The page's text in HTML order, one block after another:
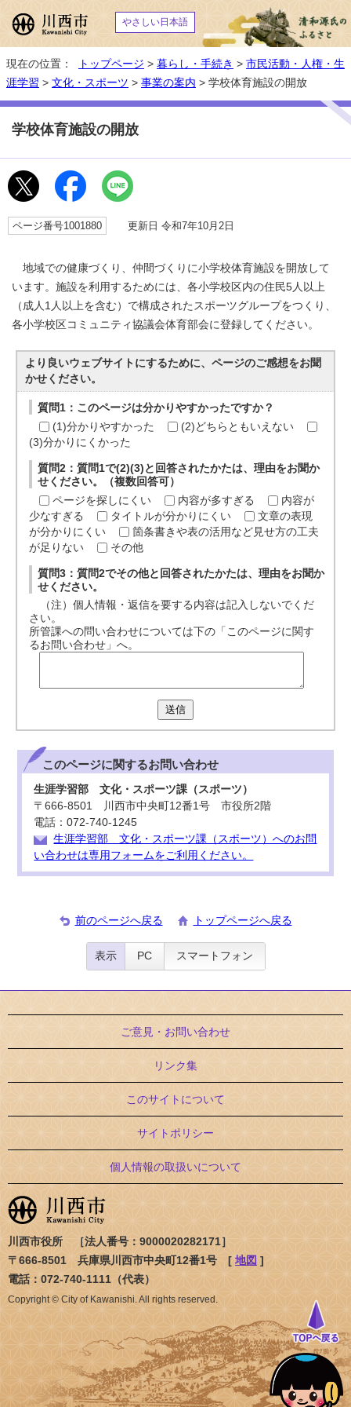
やさしい日本語
現在の位置： トップページ > 暮らし・手続き > 市民活動・人権・生
涯学習 > 文化・スポーツ > 事業の案内 > 学校体育施設の開放
学校体育施設の開放
ページ番号1001880 更新日 令和7年10月2日
地域での健康づくり、仲間づくりに小学校体育施設を開放して
います。施設を利用するためには、各小学校区内の住民5人以上
（成人1人以上を含む）で構成されたスポーツグループをつくり、
各小学校区コミュニティ協議会体育部会に登録してください。
より良いウェブサイトにするために、ページのご感想をお聞
かせください。
質問1：このページは分かりやすかったですか？
(1)分かりやすかった
(2)どちらともいえない
(3)分かりにくかった
質問2：質問1で(2)(3)と回答されたかたは、理由をお聞か
せください。（複数回答可）
ページを探しにくい
内容が多すぎる
内容が
少なすぎる
タイトルが分かりにくい
文章の表現
が分かりにくい
箇条書きや表の活用など見せ方の工夫
が足りない
その他
質問3：質問2でその他と回答されたかたは、理由をお聞か
せください。
（注）個人情報・返信を要する内容は記入しないでくだ
さい。
所管課への問い合わせについては下の「このページに関す
るお問い合わせ」へ。
送信
このページに関するお問い合わせ
生涯学習部 文化・スポーツ課（スポーツ）
〒666-8501 川西市中央町12番1号 市役所2階
電話：072-740-1245
生涯学習部 文化・スポーツ課（スポーツ）へのお問
い合わせは専用フォームをご利用ください。
前のページへ戻る トップページへ戻る
表示 PC スマートフォン
ご意見・お問い合わせ
リンク集
このサイトについて
サイトポリシー
個人情報の取扱いについて
川西市役所 ［法人番号：9000020282171］
〒666-8501 兵庫県川西市中央町12番1号 [ 地図 ]
電話：072-740-1111（代表）
Copyright © City of Kawanishi. All rights reserved.